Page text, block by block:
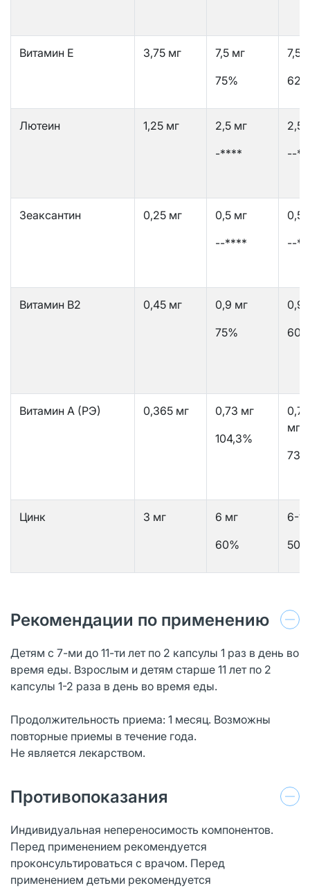
Витамин Е 3,75 мг
7,5 мг
75%
7,5-
Лютеин 1,25 мг
2,5 мг
-****
--
Зеаксантин 0,25 мг
0,5 мг
--****
0,5-
--
Витамин В2 0,45 мг
0,9 мг
75%
0,9-
60-
Витамин А (РЭ) 0,365 мг
0,73 мг
104,3%
мг
73-
Цинк 3 мг
6 мг
60%
6-
50-
Рекомендации по применению
Детям с 7-ми до 11-ти лет по 2 капсулы 1 раз в день во
время еды. Взрослым и детям старше 11 лет по 2
капсулы 1-2 раза в день во время еды.
Продолжительность приема: 1 месяц. Возможны
повторные приемы в течение года.
Не является лекарством.
Противопоказания
Индивидуальная непереносимость компонентов.
Перед применением рекомендуется
проконсультироваться с врачом. Перед
применением детьми рекомендуется